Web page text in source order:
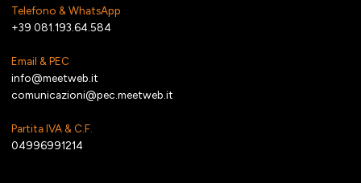
Telefono & WhatsApp
+39 081.193.64.584
Email & PEC
info@meetweb.it
comunicazioni@pec.meetweb.it
Partita IVA & C.F.
04996991214